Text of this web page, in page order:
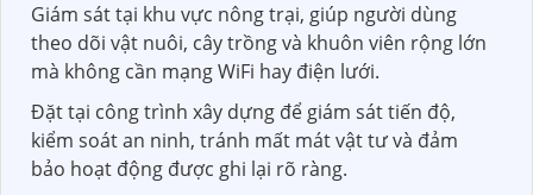
Giám sát tại khu vực nông trại, giúp người dùng
theo dõi vật nuôi, cây trồng và khuôn viên rộng lớn
mà không cần mạng WiFi hay điện lưới.
Đặt tại công trình xây dựng để giám sát tiến độ,
kiểm soát an ninh, tránh mất mát vật tư và đảm
bảo hoạt động được ghi lại rõ ràng.